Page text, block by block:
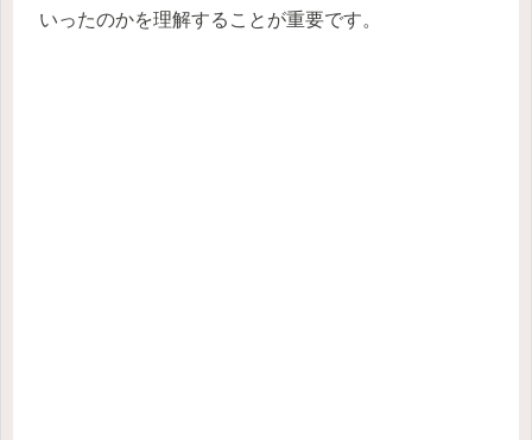
いったのかを理解することが重要です。